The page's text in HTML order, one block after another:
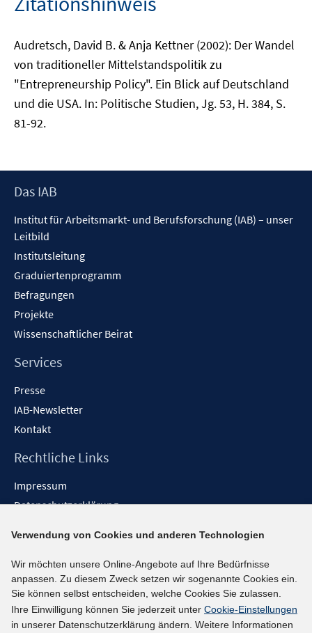
Audretsch, David B. & Anja Kettner (2002): Der Wandel
von traditioneller Mittelstandspolitik zu
"Entrepreneurship Policy". Ein Blick auf Deutschland
und die USA. In: Politische Studien, Jg. 53, H. 384, S.
81-92.
Footer
Das IAB
Institut für Arbeitsmarkt- und Berufsforschung (IAB) – unser
Leitbild
Institutsleitung
Graduiertenprogramm
Befragungen
Projekte
Wissenschaftlicher Beirat
Services
Presse
IAB-Newsletter
Kontakt
Rechtliche Links
Impressum
Datenschutzerklärung
Barrieren melden
Social-Media-Kanäle
BlueSky
YouTube
Verwendung von Cookies und anderen Technologien
Wir möchten unsere Online-Angebote auf Ihre Bedürfnisse
anpassen. Zu diesem Zweck setzen wir sogenannte Cookies ein.
Sie können selbst entscheiden, welche Cookies Sie zulassen.
Ihre Einwilligung können Sie jederzeit unter Cookie-Einstellungen
in unserer Datenschutzerklärung ändern. Weitere Informationen